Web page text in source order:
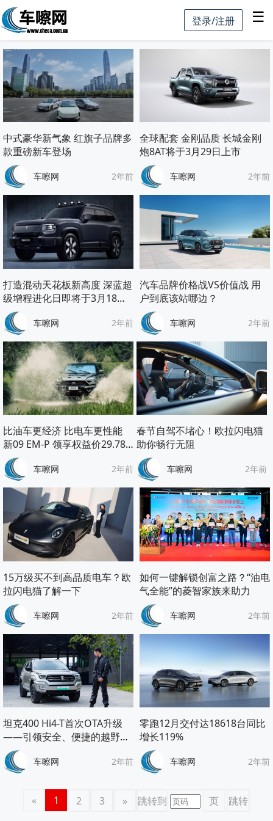
登录/注册 ☰
中式豪华新气象 红旗子品牌多
款重磅新车登场
车嚓网 2年前
全球配套 金刚品质 长城金刚
炮8AT将于3月29日上市
车嚓网 2年前
打造混动天花板新高度 深蓝超
级增程进化日即将于3月18日
举行
车嚓网 2年前
汽车品牌价格战VS价值战 用
户到底该站哪边？
车嚓网 2年前
比油车更经济 比电车更性能
新09 EM-P 领享权益价29.78
万起
车嚓网 2年前
春节自驾不堵心！欧拉闪电猫
助你畅行无阻
车嚓网 2年前
15万级买不到高品质电车？欧
拉闪电猫了解一下
车嚓网 2年前
如何一键解锁创富之路？“油电
气全能”的菱智家族来助力
车嚓网 2年前
坦克400 Hi4-T首次OTA升级
——引领安全、便捷的越野新
能源新篇章
车嚓网 2年前
零跑12月交付达18618台同比
增长119%
车嚓网 2年前
« 1 2 3 » 跳转到 页 跳转